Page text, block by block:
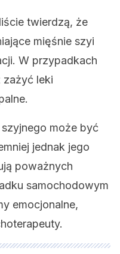
twierdzą, że
mięśnie szyi
W przypadkach
zażyć leki
może być
jednak jego
poważnych
samochodowym
emocjonalne,